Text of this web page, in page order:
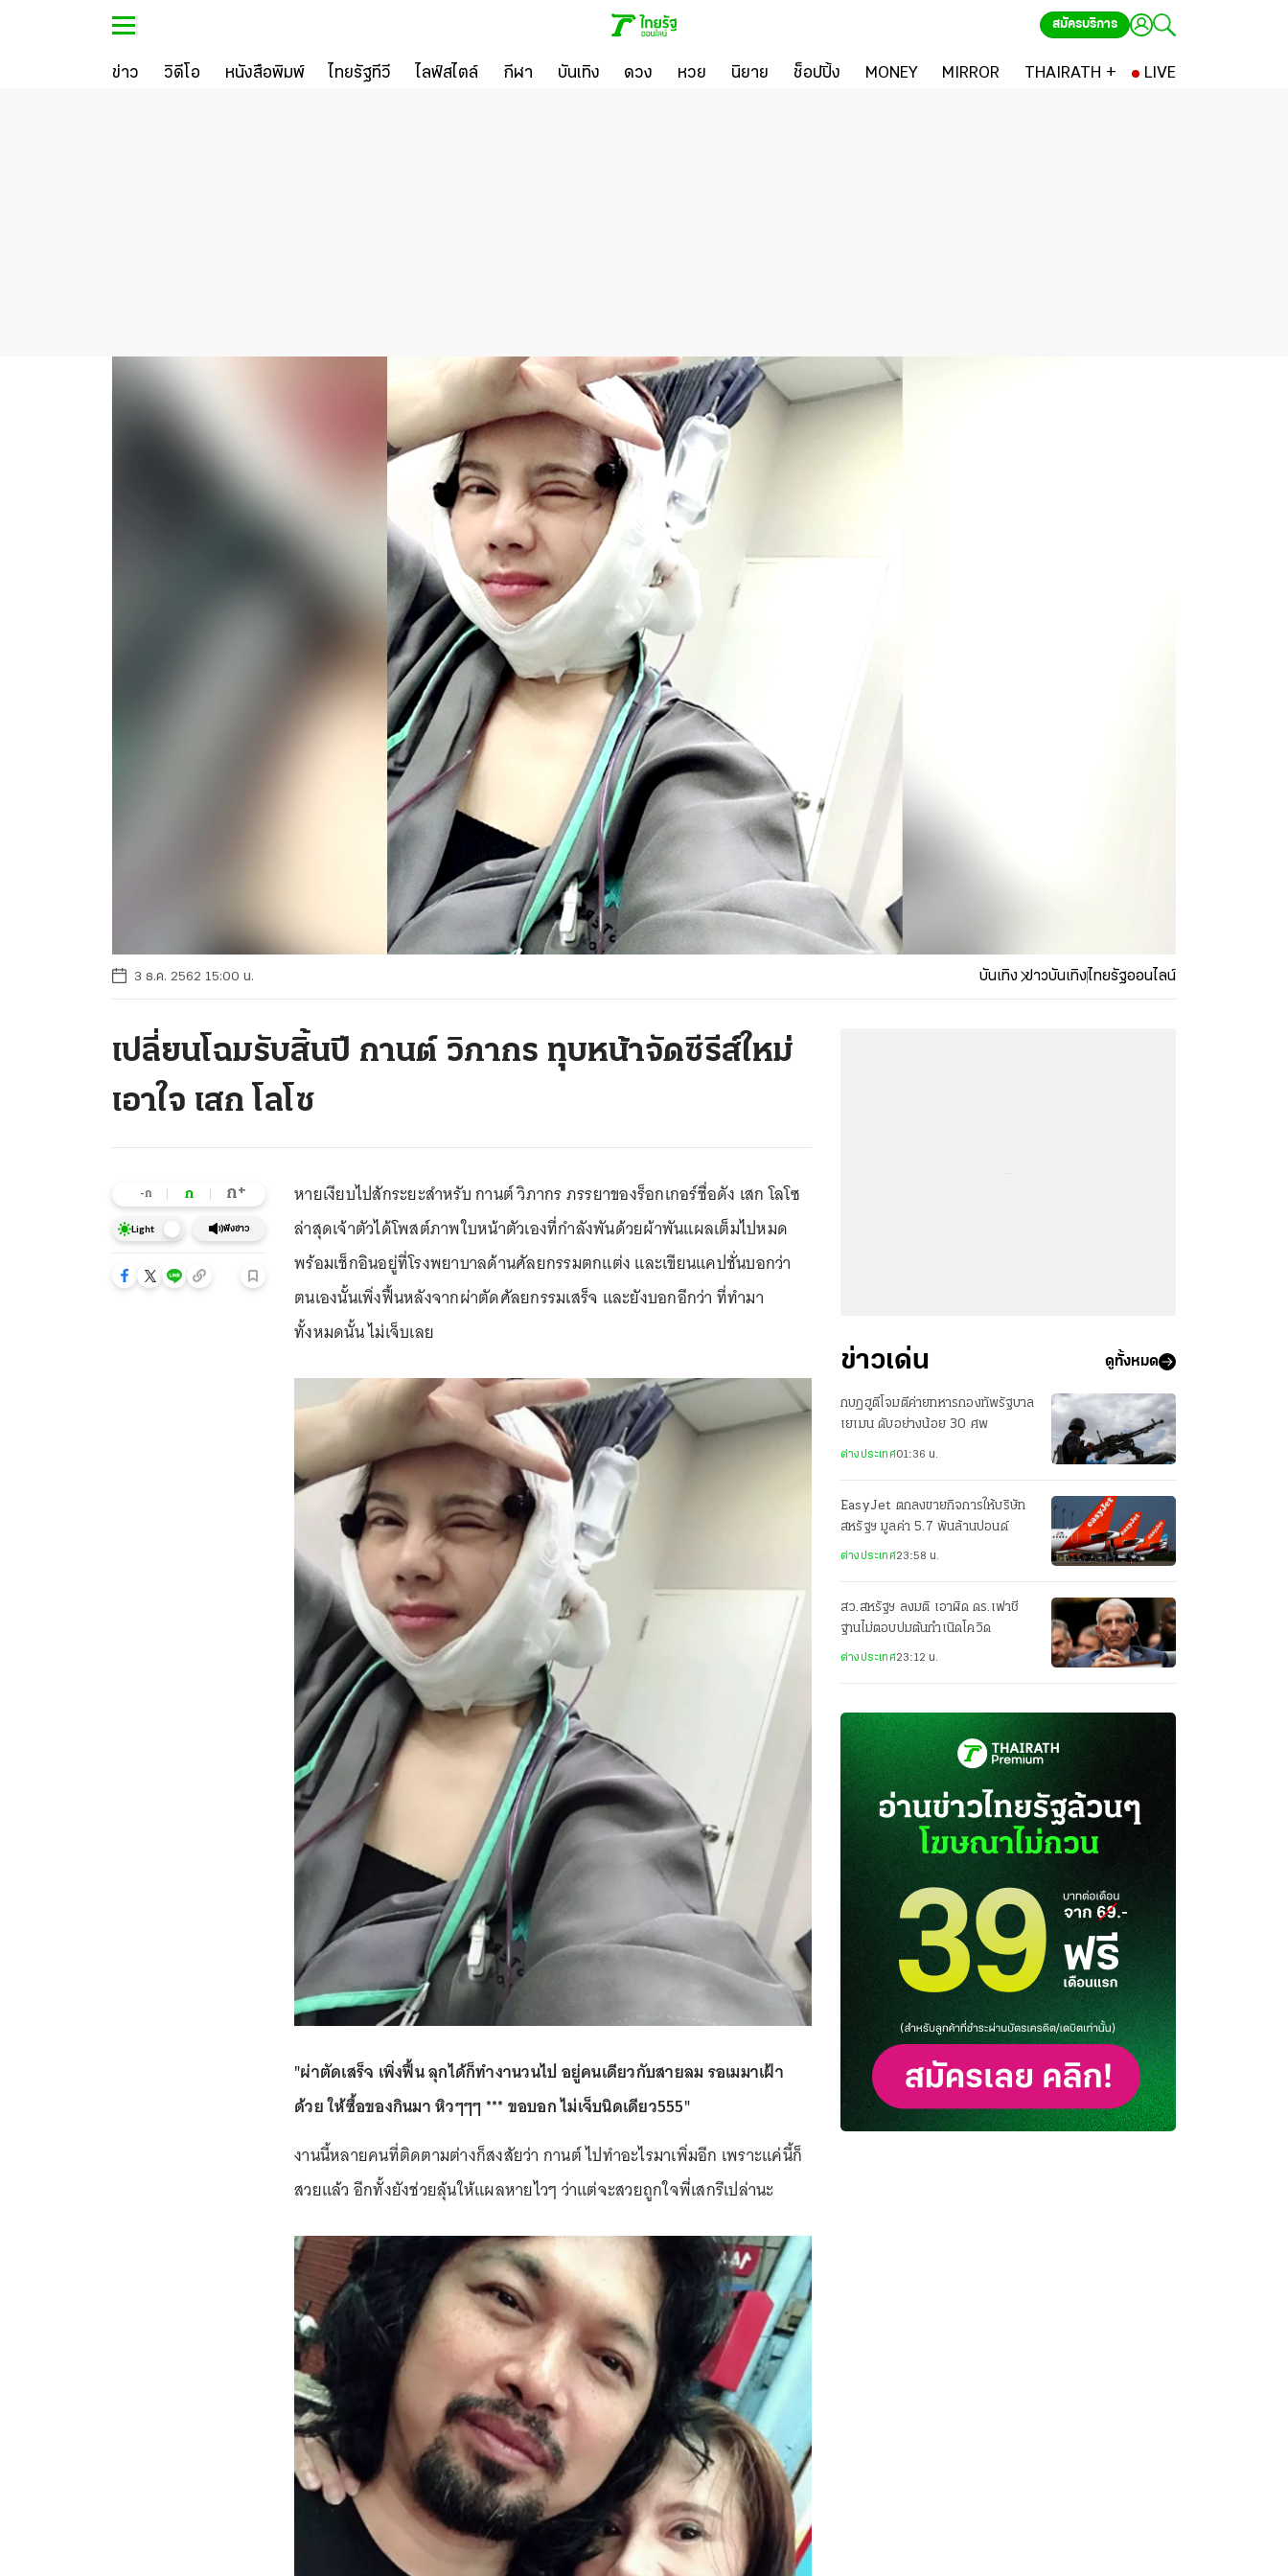
สมัครบริการ
ข่าว วิดีโอ หนังสือพิมพ์ ไทยรัฐทีวี ไลฟ์สไตล์ กีฬา บันเทิง ดวง หวย นิยาย ช็อปปิ้ง MONEY MIRROR THAIRATH + LIVE
3 ธ.ค. 2562 15:00 น. บันเทิง ข่าวบันเทิงไทยรัฐออนไลน์
เปลี่ยนโฉมรับสิ้นปี กานต์ วิภากร ทุบหน้าจัดซีรีส์ใหม่
เอาใจ เสก โลโซ
-ก ก ก+
Light ฟังข่าว
หายเงียบไปสักระยะสำหรับ กานต์ วิภากร ภรรยาของร็อกเกอร์ชื่อดัง เสก โลโซ
ล่าสุดเจ้าตัวได้โพสต์ภาพใบหน้าตัวเองที่กำลังพันด้วยผ้าพันแผลเต็มไปหมด
พร้อมเช็กอินอยู่ที่โรงพยาบาลด้านศัลยกรรมตกแต่ง และเขียนแคปชั่นบอกว่า
ตนเองนั้นเพิ่งฟื้นหลังจากผ่าตัดศัลยกรรมเสร็จ และยังบอกอีกว่า ที่ทำมา
ทั้งหมดนั้น ไม่เจ็บเลย
"ผ่าตัดเสร็จ เพิ่งฟื้น ลุกได้ก็ทำงานวนไป อยู่คนเดียวกับสายลม รอเมมาเฝ้า
ด้วย ให้ซื้อของกินมา หิวๆๆๆ *** ขอบอก ไม่เจ็บนิดเดียว555"
งานนี้หลายคนที่ติดตามต่างก็สงสัยว่า กานต์ ไปทำอะไรมาเพิ่มอีก เพราะแค่นี้ก็
สวยแล้ว อีกทั้งยังช่วยลุ้นให้แผลหายไวๆ ว่าแต่จะสวยถูกใจพี่เสกรึเปล่านะ
ข่าวเด่น ดูทั้งหมด
กบฏฮูตีโจมตีค่ายทหารกองทัพรัฐบาล
เยเมน ดับอย่างน้อย 30 ศพ
ต่างประเทศ01:36 น.
EasyJet ตกลงขายกิจการให้บริษัท
สหรัฐฯ มูลค่า 5.7 พันล้านปอนด์
ต่างประเทศ23:58 น.
สว.สหรัฐฯ ลงมติ เอาผิด ดร.เฟาชี
ฐานไม่ตอบปมต้นกำเนิดโควิด
ต่างประเทศ23:12 น.